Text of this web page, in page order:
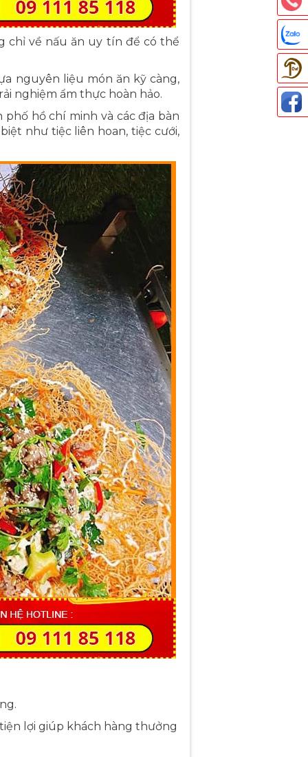
chỉ về nấu ăn uy tín để có thể
nguyên liệu món ăn kỹ càng,
nghiệm ẩm thực hoàn hảo.
hồ chí minh và các địa bàn
như tiệc liên hoan, tiệc cưới,
lợi giúp khách hàng thưởng